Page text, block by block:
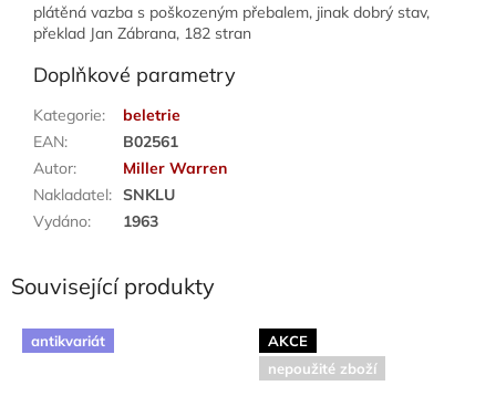
plátěná vazba s poškozeným přebalem, jinak dobrý stav,
překlad Jan Zábrana, 182 stran
Doplňkové parametry
Kategorie:
beletrie
EAN:
B02561
Autor:
Miller Warren
Nakladatel: SNKLU
Vydáno: 1963
Související produkty
antikvariát
AKCE
nepoužité zboží